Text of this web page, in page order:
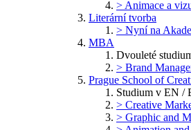
> Animace a
Literární tvorba
> Nyní na
MBA
Dvouleté
> Brand
Prague School of
Studium v EN /
> Creative
> Graphic and